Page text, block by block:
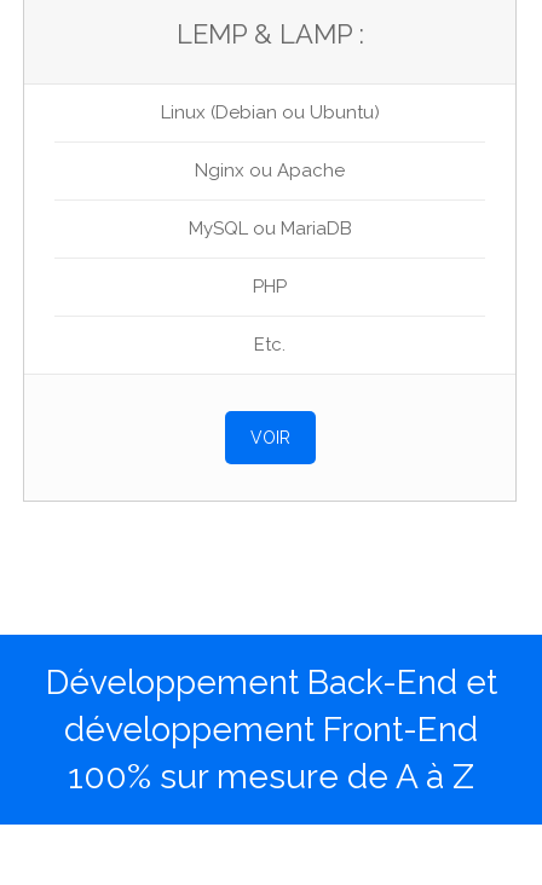
LEMP & LAMP :
Linux (Debian ou Ubuntu)
Nginx ou Apache
MySQL ou MariaDB
PHP
Etc.
VOIR
Développement Back-End et
développement Front-End
100% sur mesure de A à Z